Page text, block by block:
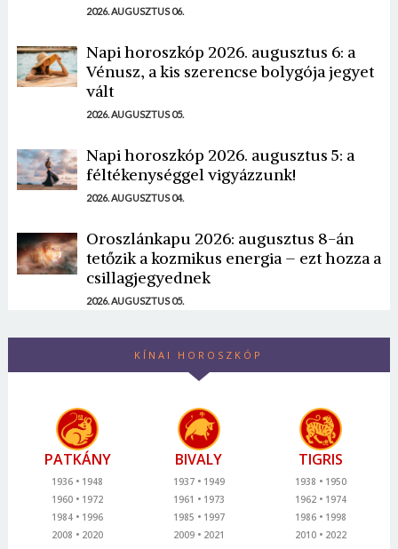
2026. AUGUSZTUS 06.
Napi horoszkóp 2026. augusztus 6: a
Vénusz, a kis szerencse bolygója jegyet
vált
2026. AUGUSZTUS 05.
Napi horoszkóp 2026. augusztus 5: a
féltékenységgel vigyázzunk!
2026. AUGUSZTUS 04.
Oroszlánkapu 2026: augusztus 8-án
tetőzik a kozmikus energia – ezt hozza a
csillagjegyednek
2026. AUGUSZTUS 05.
KÍNAI HOROSZKÓP
PATKÁNY
1936
1948
1960
1972
1984
1996
2008
2020
BIVALY
1937
1949
1961
1973
1985
1997
2009
2021
TIGRIS
1938
1950
1962
1974
1986
1998
2010
2022